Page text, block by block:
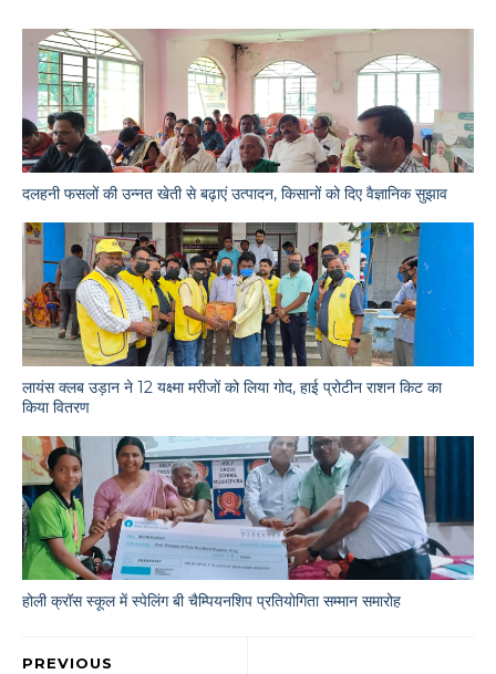
दलहनी फसलों की उन्नत खेती से बढ़ाएं उत्पादन, किसानों को दिए वैज्ञानिक सुझाव
लायंस क्लब उड़ान ने 12 यक्ष्मा मरीजों को लिया गोद, हाई प्रोटीन राशन किट का
किया वितरण
होली क्रॉस स्कूल में स्पेलिंग बी चैम्पियनशिप प्रतियोगिता सम्मान समारोह
PREVIOUS